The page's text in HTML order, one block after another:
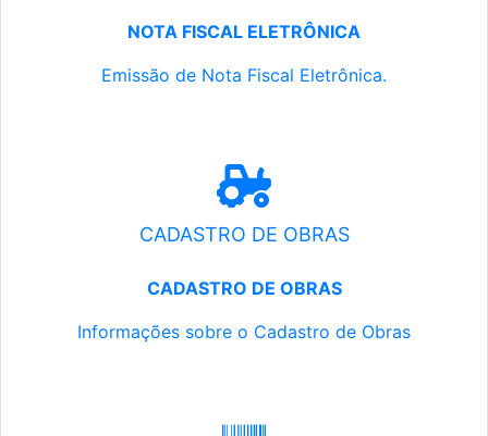
NOTA FISCAL ELETRÔNICA
Emissão de Nota Fiscal Eletrônica.
CADASTRO DE OBRAS
CADASTRO DE OBRAS
Informações sobre o Cadastro de Obras